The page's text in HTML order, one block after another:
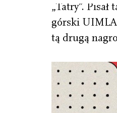
„Tatry”.
górski
tą drugą